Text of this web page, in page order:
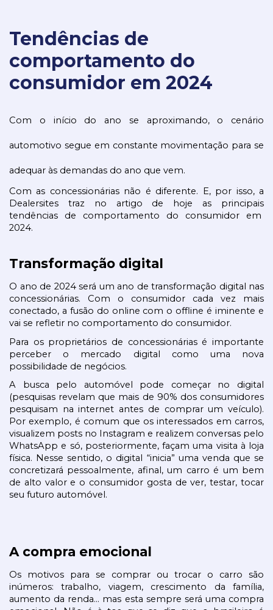
Tendências de
comportamento do
consumidor em 2024
Com o início do ano se aproximando, o cenário
automotivo segue em constante movimentação para se
adequar às demandas do ano que vem.
Com as concessionárias não é diferente. E, por isso, a
Dealersites traz no artigo de hoje as principais
tendências de comportamento do consumidor em
2024.
Transformação digital
O ano de 2024 será um ano de transformação digital nas
concessionárias. Com o consumidor cada vez mais
conectado, a fusão do online com o offline é iminente e
vai se refletir no comportamento do consumidor.
Para os proprietários de concessionárias é importante
perceber o mercado digital como uma nova
possibilidade de negócios.
A busca pelo automóvel pode começar no digital
(pesquisas revelam que mais de 90% dos consumidores
pesquisam na internet antes de comprar um veículo).
Por exemplo, é comum que os interessados em carros,
visualizem posts no Instagram e realizem conversas pelo
WhatsApp e só, posteriormente, façam uma visita à loja
física. Nesse sentido, o digital “inicia” uma venda que se
concretizará pessoalmente, afinal, um carro é um bem
de alto valor e o consumidor gosta de ver, testar, tocar
seu futuro automóvel.
A compra emocional
Os motivos para se comprar ou trocar o carro são
inúmeros: trabalho, viagem, crescimento da família,
aumento da renda… mas esta sempre será uma compra